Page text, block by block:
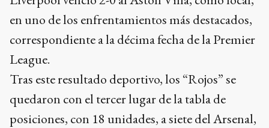
en uno de los enfrentamientos más destacados,
correspondiente a la décima fecha de la Premier
League.
Tras este resultado deportivo, los “Rojos” se
quedaron con el tercer lugar de la tabla de
posiciones, con 18 unidades, a siete del Arsenal,